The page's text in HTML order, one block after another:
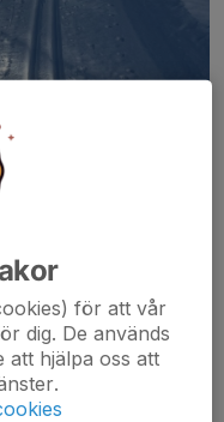
reflektioner från året, så
till i Skyttehallen, och
komma//Välkomna
för att vår
dig. De används
att hjälpa oss att